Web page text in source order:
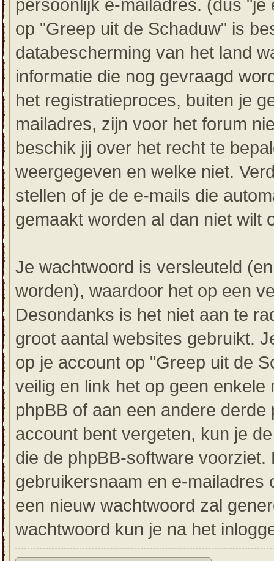
persoonlijk e-mailadres. (dus
op "Greep uit de Schaduw" is
databescherming van het land
informatie die nog gevraagd
het registratieproces, buiten je
mailadres, zijn voor het forum
beschik jij over het recht te
weergegeven en welke niet.
stellen of je de e-mails die
gemaakt worden al dan niet wilt
Je wachtwoord is versleuteld
worden), waardoor het op een
Desondanks is het niet aan te
groot aantal websites gebruikt.
op je account op "Greep uit de
veilig en link het op geen
phpBB of aan een andere
account bent vergeten, kun je
die de phpBB-software
gebruikersnaam en e-mailadres
een nieuw wachtwoord zal
wachtwoord kun je na het